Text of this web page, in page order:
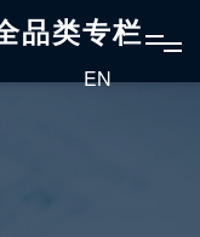
品类专栏
EN